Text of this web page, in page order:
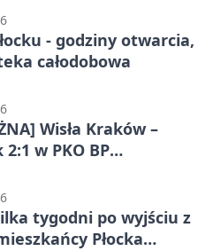
- godziny otwarcia,
całodobowa
Wisła Kraków –
2:1 w PKO BP
mecz przed przerwą
tygodni po wyjściu z
Płocka